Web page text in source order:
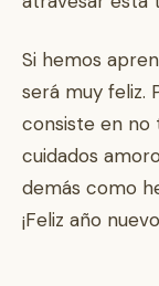
Si hemos
será muy feliz.
consiste en no
cuidados
demás como
¡Feliz año